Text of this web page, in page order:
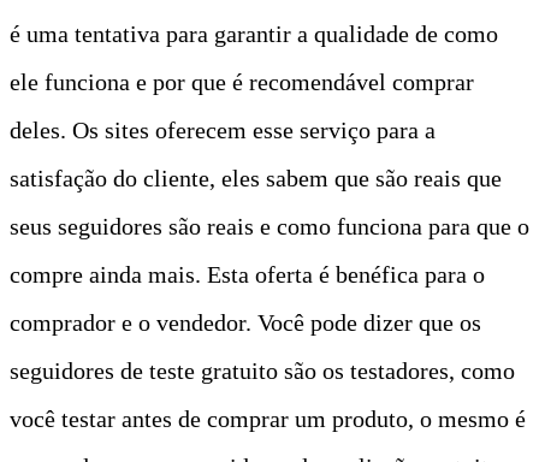
é uma tentativa para garantir a qualidade de como
ele funciona e por que é recomendável comprar
deles. Os sites oferecem esse serviço para a
satisfação do cliente, eles sabem que são reais que
seus seguidores são reais e como funciona para que o
compre ainda mais. Esta oferta é benéfica para o
comprador e o vendedor. Você pode dizer que os
seguidores de teste gratuito são os testadores, como
você testar antes de comprar um produto, o mesmo é